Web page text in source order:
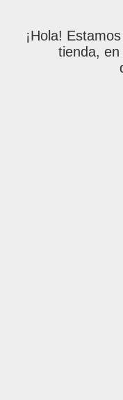
¡Hola!
tienda,